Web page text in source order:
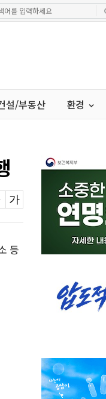
설/부동산 환경
등